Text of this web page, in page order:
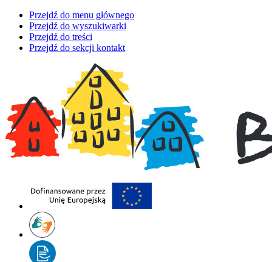
Przejdź do menu głównego
Przejdź do wyszukiwarki
Przejdź do treści
Przejdź do sekcji kontakt